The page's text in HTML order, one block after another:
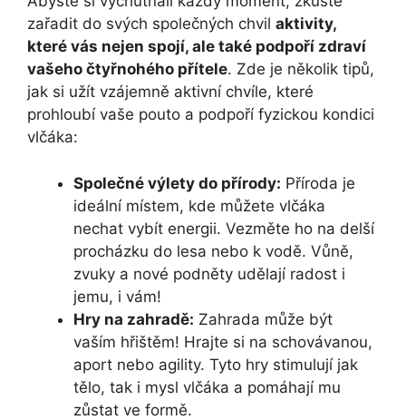
zařadit do svých společných chvil aktivity,
které vás nejen spojí, ale také podpoří zdraví
vašeho čtyřnohého přítele. Zde je několik tipů,
jak si užít vzájemně aktivní chvíle, které
prohloubí vaše pouto a podpoří fyzickou kondici
vlčáka:
Společné výlety do přírody: Příroda je
ideální místem, kde můžete vlčáka
nechat vybít energii. Vezměte ho na delší
procházku do lesa nebo k vodě. Vůně,
zvuky a nové podněty udělají radost i
jemu, i vám!
Hry na zahradě: Zahrada může být
vaším hřištěm! Hrajte si na schovávanou,
aport nebo agility. Tyto hry stimulují jak
tělo, tak i mysl vlčáka a pomáhají mu
zůstat ve formě.